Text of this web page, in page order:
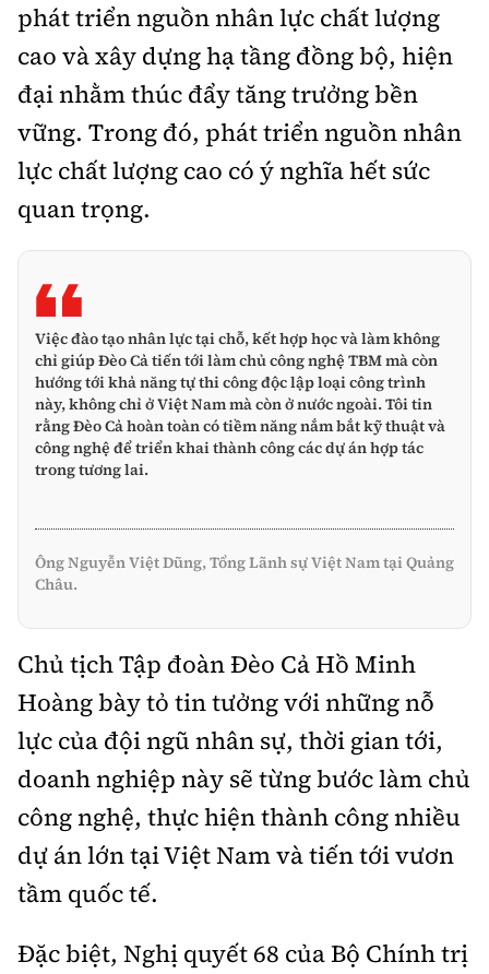
phát triển nguồn nhân lực chất lượng
cao và xây dựng hạ tầng đồng bộ, hiện
đại nhằm thúc đẩy tăng trưởng bền
vững. Trong đó, phát triển nguồn nhân
lực chất lượng cao có ý nghĩa hết sức
quan trọng.
Việc đào tạo nhân lực tại chỗ, kết hợp học và làm không
chỉ giúp Đèo Cả tiến tới làm chủ công nghệ TBM mà còn
hướng tới khả năng tự thi công độc lập loại công trình
này, không chỉ ở Việt Nam mà còn ở nước ngoài. Tôi tin
rằng Đèo Cả hoàn toàn có tiềm năng nắm bắt kỹ thuật và
công nghệ để triển khai thành công các dự án hợp tác
trong tương lai.
Ông Nguyễn Việt Dũng, Tổng Lãnh sự Việt Nam tại Quảng
Châu.
Chủ tịch Tập đoàn Đèo Cả Hồ Minh
Hoàng bày tỏ tin tưởngvới nhữngnỗ
lực của đội ngũ nhân sự, thời gian tới,
doanh nghiệp này sẽ từng bước làm chủ
công nghệ, thực hiện thành công nhiều
dự án lớn tại Việt Nam và tiến tới vươn
tầm quốc tế.
Đặc biệt, Nghị quyết 68 củaBộ Chính trị